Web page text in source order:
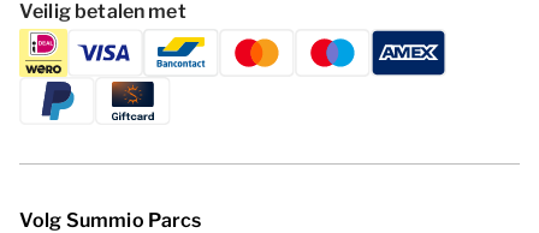
Veilig betalen met
Volg Summio Parcs